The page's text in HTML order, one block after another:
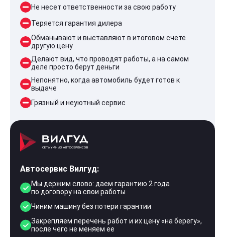
Не несет ответственности за свою работу
Теряется гарантия дилера
Обманывают и выставляют в итоговом счете
другую цену
Делают вид, что проводят работы, а на самом
деле просто берут деньги
Непонятно, когда автомобиль будет готов к
выдаче
Грязный и неуютный сервис
Автосервис Вилгуд:
Мы держим слово: даем гарантию 2 года
по договору на свои работы
Чиним машину без потери гарантии
Закрепляем перечень работ и их цену «на берегу»,
после чего не меняем ее